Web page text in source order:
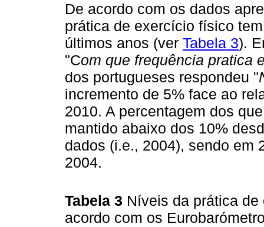
De acordo com os dados
prática de exercício físico
últimos anos (ver Tabela 3).
"Com que frequência pratica
dos portugueses respondeu "
incremento de 5% face ao
2010. A percentagem dos
mantido abaixo dos 10%
dados (i.e., 2004), sendo em
2004.
Tabela 3 Níveis da prática
acordo com os